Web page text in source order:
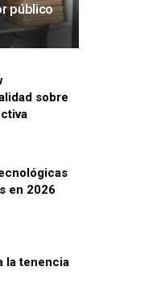
público
sobre
en 2026
la tenencia